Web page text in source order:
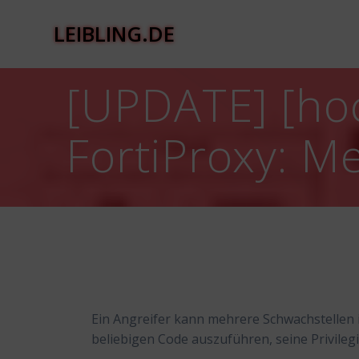
LEIBLING.DE
[UPDATE]
FortiProxy:
Ein Angreifer kann mehrere
beliebigen Code auszuführen, seine